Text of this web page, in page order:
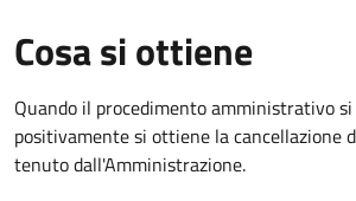
Cosa si ottiene
Quando il procedimento amministrativo
positivamente si ottiene la cancellazione
tenuto dall'Amministrazione.